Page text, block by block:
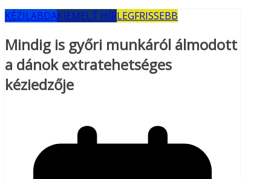
KÉZILABDAKIEMELT HÍRLEGFRISSEBB
Mindig is győri munkáról álmodott
a dánok extratehetséges
kéziedzője